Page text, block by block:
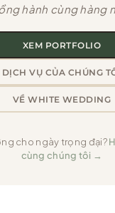
hành cùng hàng
XEM PORTFOLIO
DỊCH VỤ CỦA CHÚNG
VỀ WHITE WEDDING
cho ngày trọng đại?
cùng chúng tôi →